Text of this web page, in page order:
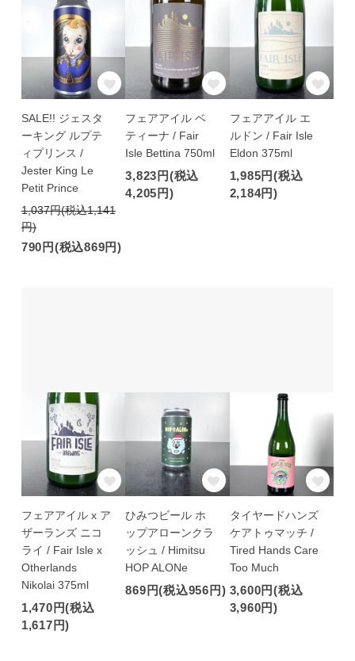
SALE!! ジェスタ
ーキング ルプテ
ィプリンス /
Jester King Le
Petit Prince
1,037円(税込1,141
円)
790円(税込869円)
フェアアイル ベ
ティーナ / Fair
Isle Bettina 750ml
3,823円(税込
4,205円)
フェアアイル エ
ルドン / Fair Isle
Eldon 375ml
1,985円(税込
2,184円)
フェアアイル x ア
ザーランズ ニコ
ライ / Fair Isle x
Otherlands
Nikolai 375ml
1,470円(税込
1,617円)
ひみつビール ホ
ップアローンクラ
ッシュ / Himitsu
HOP ALONe
869円(税込956円)
タイヤードハンズ
ケアトゥマッチ /
Tired Hands Care
Too Much
3,600円(税込
3,960円)